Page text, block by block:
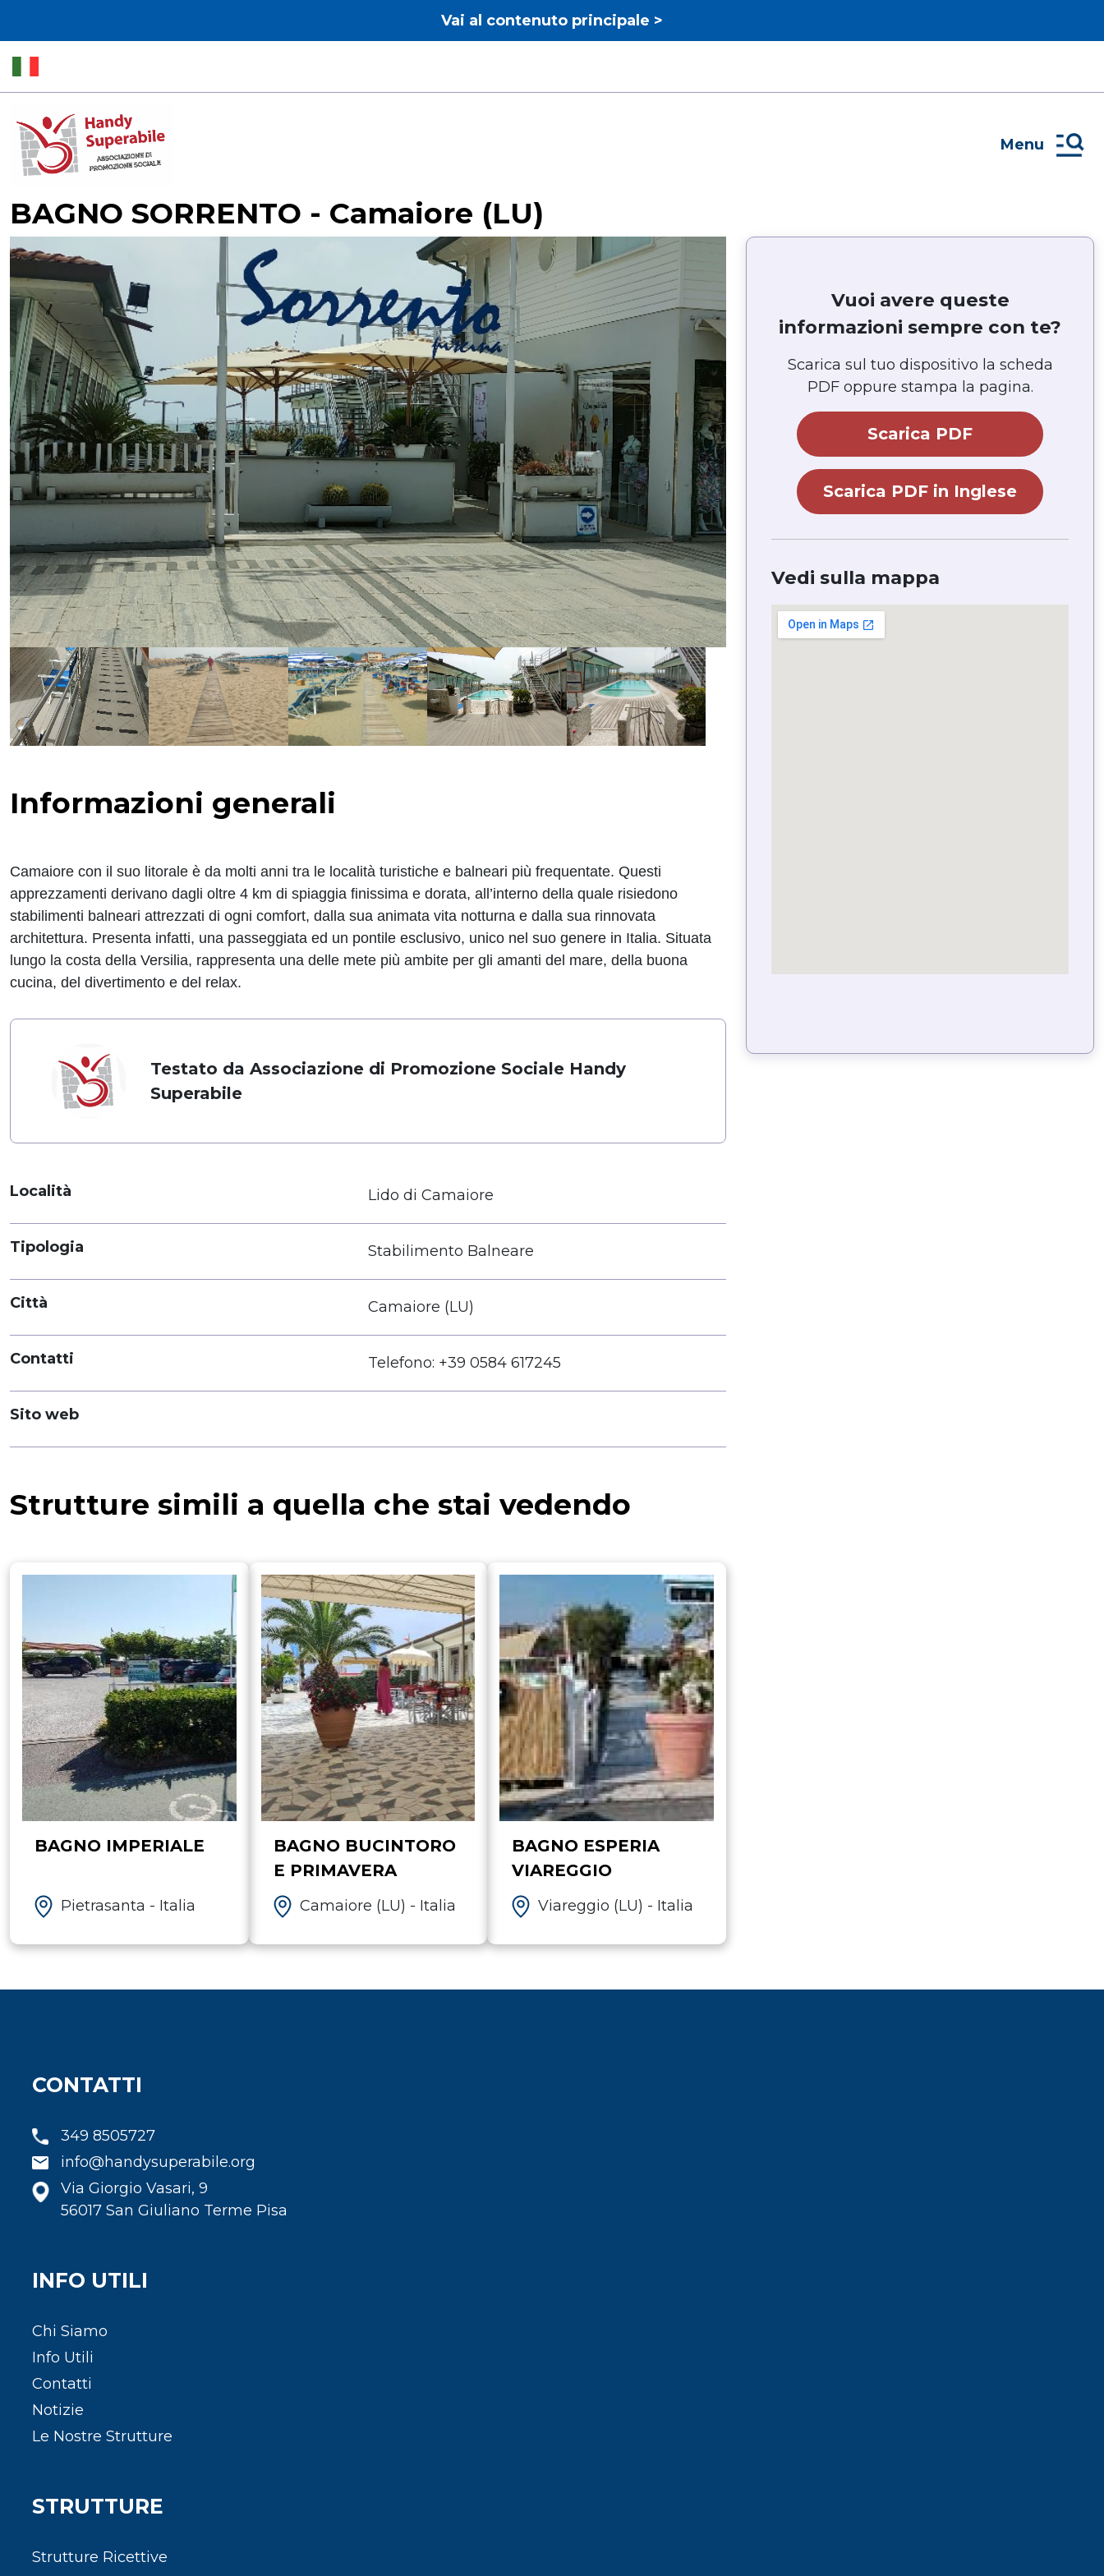
Vai al contenuto principale >
Menu
BAGNO SORRENTO - Camaiore (LU)
Informazioni generali
Camaiore con il suo litorale è da molti anni tra le località turistiche e balneari più frequentate. Questi
apprezzamenti derivano dagli oltre 4 km di spiaggia finissima e dorata, all’interno della quale risiedono
stabilimenti balneari attrezzati di ogni comfort, dalla sua animata vita notturna e dalla sua rinnovata
architettura. Presenta infatti, una passeggiata ed un pontile esclusivo, unico nel suo genere in Italia. Situata
lungo la costa della Versilia, rappresenta una delle mete più ambite per gli amanti del mare, della buona
cucina, del divertimento e del relax.
Testato da Associazione di Promozione Sociale Handy
Superabile
Località Lido di Camaiore
Tipologia Stabilimento Balneare
Città Camaiore (LU)
Contatti Telefono: +39 0584 617245
Sito web
Strutture simili a quella che stai vedendo
BAGNO IMPERIALE
Pietrasanta - Italia
BAGNO BUCINTORO
E PRIMAVERA
Camaiore (LU) - Italia
BAGNO ESPERIA
VIAREGGIO
Viareggio (LU) - Italia
Vuoi avere queste
informazioni sempre con te?
Scarica sul tuo dispositivo la scheda
PDF oppure stampa la pagina.
Scarica PDF
Scarica PDF in Inglese
Vedi sulla mappa
CONTATTI
349 8505727
info@handysuperabile.org
Via Giorgio Vasari, 9
56017 San Giuliano Terme Pisa
INFO UTILI
Chi Siamo
Info Utili
Contatti
Notizie
Le Nostre Strutture
STRUTTURE
Strutture Ricettive